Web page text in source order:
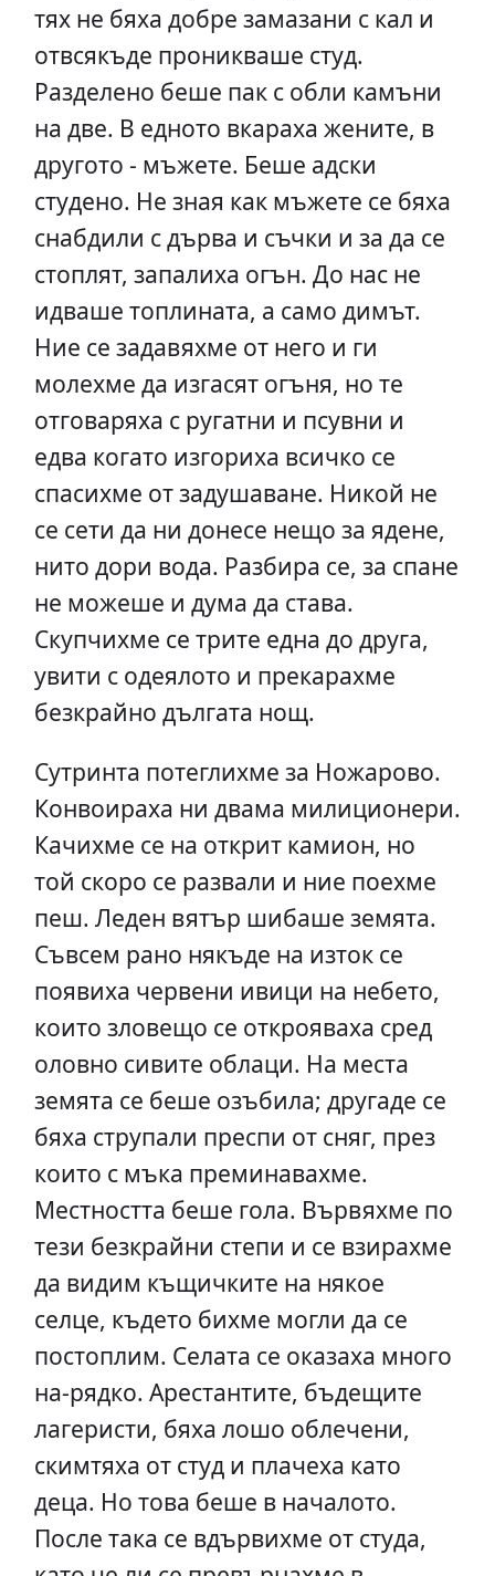
тях не бяха добре замазани с кал и
отвсякъде проникваше студ.
Разделено беше пак с обли камъни
на две. В едното вкараха жените, в
другото - мъжете. Беше адски
студено. Не зная как мъжете се бяха
снабдили с дърва и съчки и за да се
стоплят, запалиха огън. До нас не
идваше топлината, а само димът.
Ние се задавяхме от него и ги
молехме да изгасят огъня, но те
отговаряха с ругатни и псувни и
едва когато изгориха всичко се
спасихме от задушаване. Никой не
се сети да ни донесе нещо за ядене,
нито дори вода. Разбира се, за спане
не можеше и дума да става.
Скупчихме се трите една до друга,
увити с одеялото и прекарахме
безкрайно дългата нощ.
Сутринта потеглихме за Ножарово.
Конвоираха ни двама милиционери.
Качихме се на открит камион, но
той скоро се развали и ние поехме
пеш. Леден вятър шибаше земята.
Съвсем рано някъде на изток се
появиха червени ивици на небето,
които зловещо се открояваха сред
оловно сивите облаци. На места
земята се беше озъбила; другаде се
бяха струпали преспи от сняг, през
които с мъка преминавахме.
Местността беше гола. Вървяхме по
тези безкрайни степи и се взирахме
да видим къщичките на някое
селце, където бихме могли да се
постоплим. Селата се оказаха много
на-рядко. Арестантите, бъдещите
лагеристи, бяха лошо облечени,
скимтяха от студ и плачеха като
деца. Но това беше в началото.
После така се вдървихме от студа,